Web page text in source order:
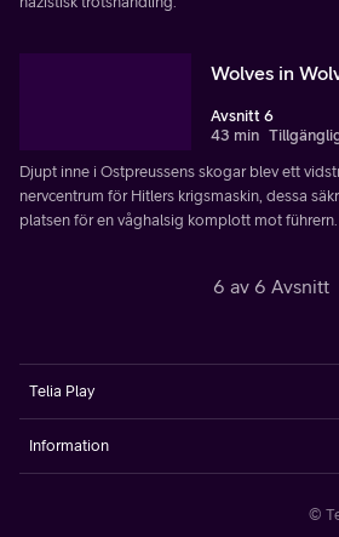
Wolves in
Avsnitt 6
43 min
Djupt inne i Ostpreussens skogar blev ett
nervcentrum för Hitlers krigsmaskin, dessa
platsen för en våghalsig komplott mot führern.
6 av 6 Avsnitt
Telia Play
Information
©